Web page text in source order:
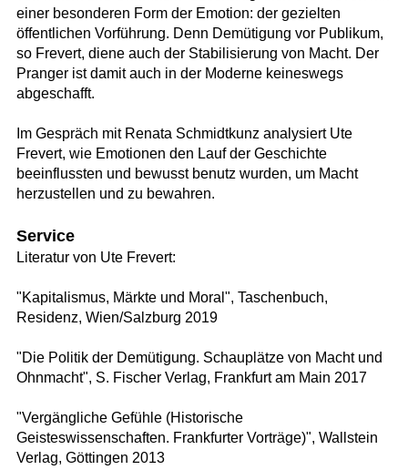
einer besonderen Form der Emotion: der gezielten
öffentlichen Vorführung. Denn Demütigung vor Publikum,
so Frevert, diene auch der Stabilisierung von Macht. Der
Pranger ist damit auch in der Moderne keineswegs
abgeschafft.
Im Gespräch mit Renata Schmidtkunz analysiert Ute
Frevert, wie Emotionen den Lauf der Geschichte
beeinflussten und bewusst benutz wurden, um Macht
herzustellen und zu bewahren.
Service
Literatur von Ute Frevert:
"Kapitalismus, Märkte und Moral", Taschenbuch,
Residenz, Wien/Salzburg 2019
"Die Politik der Demütigung. Schauplätze von Macht und
Ohnmacht", S. Fischer Verlag, Frankfurt am Main 2017
"Vergängliche Gefühle (Historische
Geisteswissenschaften. Frankfurter Vorträge)", Wallstein
Verlag, Göttingen 2013